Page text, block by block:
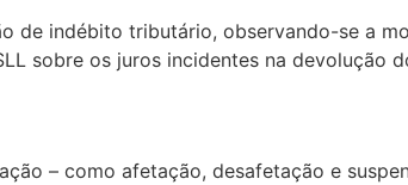
de indébito tributário, observando-se a
sobre os juros incidentes na devolução
– como afetação, desafetação e